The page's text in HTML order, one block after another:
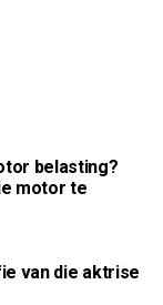
belasting?
motor te
van die aktrise